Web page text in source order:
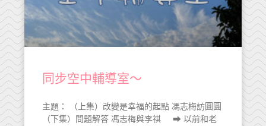
同步空中輔導室～
主題： （上集）改變是幸福的起點 馮志梅訪圓圓
（下集）問題解答 馮志梅與李祺 ➡ 以前和老